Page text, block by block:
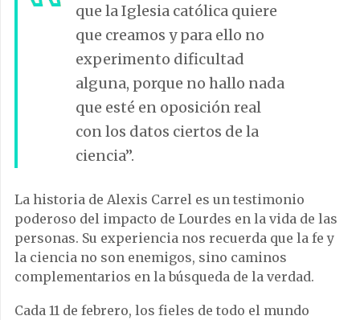
que la Iglesia católica quiere
que creamos y para ello no
experimento dificultad
alguna, porque no hallo nada
que esté en oposición real
con los datos ciertos de la
ciencia”.
La historia de Alexis Carrel es un testimonio
poderoso del impacto de Lourdes en la vida de las
personas. Su experiencia nos recuerda que la fe y
la ciencia no son enemigos, sino caminos
complementarios en la búsqueda de la verdad.
Cada 11 de febrero, los fieles de todo el mundo